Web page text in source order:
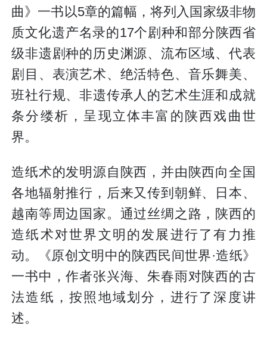
曲》一书以5章的篇幅，将列入国家级非物
质文化遗产名录的17个剧种和部分陕西省
级非遗剧种的历史渊源、流布区域、代表
剧目、表演艺术、绝活特色、音乐舞美、
班社行规、非遗传承人的艺术生涯和成就
条分缕析，呈现立体丰富的陕西戏曲世
界。
造纸术的发明源自陕西，并由陕西向全国
各地辐射推行，后来又传到朝鲜、日本、
越南等周边国家。通过丝绸之路，陕西的
造纸术对世界文明的发展进行了有力推
动。《原创文明中的陕西民间世界·造纸》
一书中，作者张兴海、朱春雨对陕西的古
法造纸，按照地域划分，进行了深度讲
述。